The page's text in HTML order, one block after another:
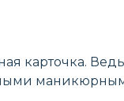
карточка.